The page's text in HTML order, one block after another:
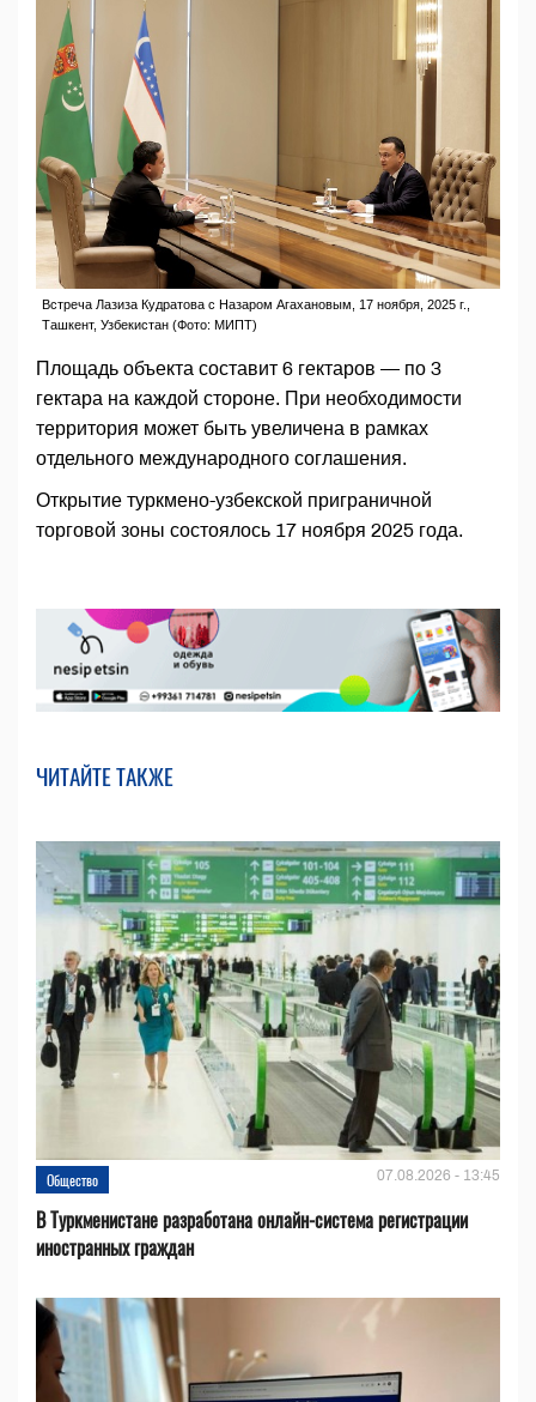
Встреча Лазиза Кудратова с Назаром Агахановым, 17 ноября, 2025 г.,
Ташкент, Узбекистан (Фото: МИПТ)
Площадь объекта составит 6 гектаров — по 3
гектара на каждой стороне. При необходимости
территория может быть увеличена в рамках
отдельного международного соглашения.
Открытие туркмено-узбекской приграничной
торговой зоны состоялось 17 ноября 2025 года.
ЧИТАЙТЕ ТАКЖЕ
Общество 07.08.2026 - 13:45
В Туркменистане разработана онлайн-система регистрации
иностранных граждан